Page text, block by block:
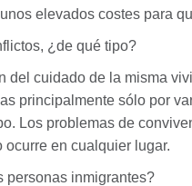
elevados costes para
¿de qué tipo?
del cuidado de la misma
principalmente sólo por
Los problemas de
en cualquier lugar.
personas inmigrantes?